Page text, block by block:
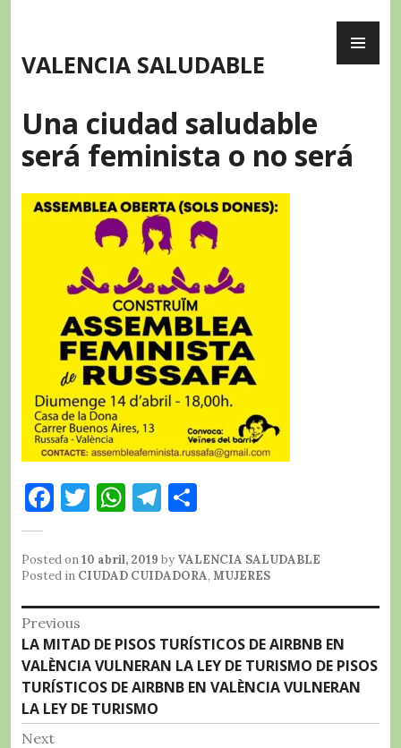
content
VALENCIA SALUDABLE
Una ciudad saludable
será feminista o no será
F
c
e
b
o
o
k
T
it
te
r
W
at
s
A
p
p
T
e
g
r
a
m
m
p
a
rt
ir
Posted on10 abril, 2019 by VALENCIA SALUDABLE
Posted in CIUDAD CUIDADORA, MUJERES
Navegación
de
entradas
Previous
Previous
post:
LA MITAD DE PISOS TURÍSTICOS DE AIRBNB EN
VALÈNCIA VULNERAN LA LEY DE TURISMO DE PISOS
TURÍSTICOS DE AIRBNB EN VALÈNCIA VULNERAN
LA LEY DE TURISMO
Next